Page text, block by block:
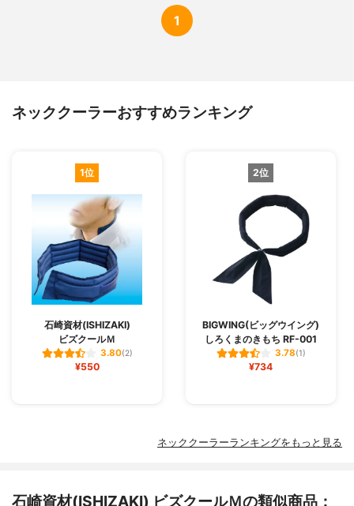
1
ネッククーラーおすすめランキング
1位
石崎資材(ISHIZAKI)
ビズクールＭ
3.80(2)
¥550
2位
BIGWING(ビッグウイング)
しろくまのきもち RF-001
3.78(1)
¥734
ネッククーラーランキングをもっと見る
石崎資材(ISHIZAKI) ビズクールＭの類似商品：